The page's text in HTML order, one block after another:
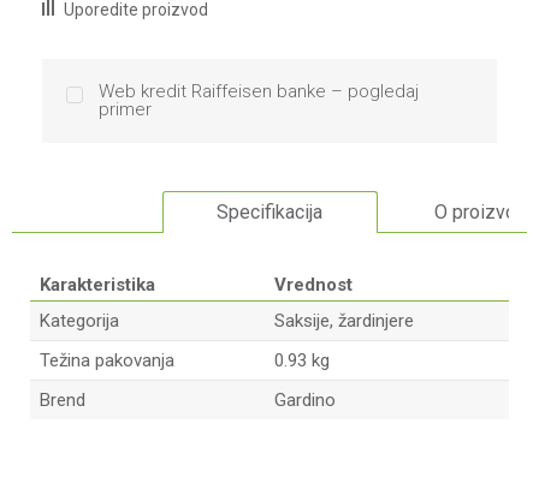
Uporedite proizvod
Web kredit Raiffeisen banke – pogledaj
primer
Specifikacija O proizvodu
Karakteristika
Vrednost
Kategorija
Saksije, žardinjere
Težina pakovanja
0.93 kg
Brend
Gardino